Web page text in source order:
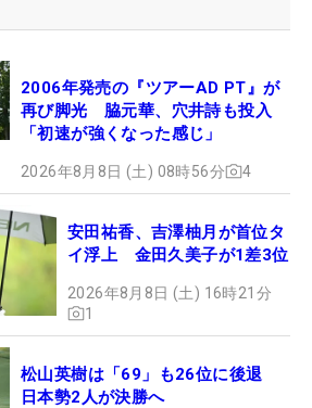
2006年発売の『ツアーAD PT』が
再び脚光 脇元華、穴井詩も投入
「初速が強くなった感じ」
2026年8月8日 (土) 08時56分 4
安田祐香、吉澤柚月が首位タ
イ浮上 金田久美子が1差3位
2026年8月8日 (土) 16時21分
1
松山英樹は「69」も26位に後退
日本勢2人が決勝へ